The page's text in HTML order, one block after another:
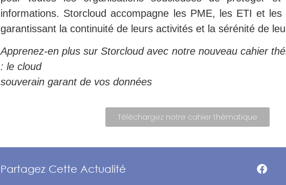
informations. Storcloud accompagne les PME, les ETI et
garantissant la continuité de leurs activités et la sérénité de
Apprenez-en plus sur Storcloud avec notre nouveau cahier
: le cloud
souverain garant de vos données
Téléchargez notre cahier thématique
Partagez Cette Actualité